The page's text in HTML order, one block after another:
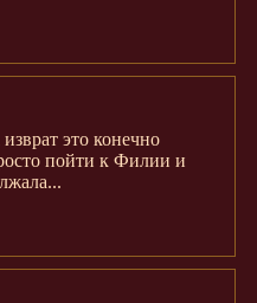
это конечно
пойти к Филии и